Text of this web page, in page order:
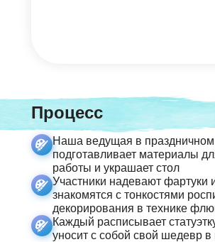
Наша ведущая в праздничном
подготавливает материалы
работы и украшает стол
Участники надевают фартуки
знакомятся с тонкостями
декорирования в технике
Каждый расписывает
уносит с собой свой шедевр в
Процесс